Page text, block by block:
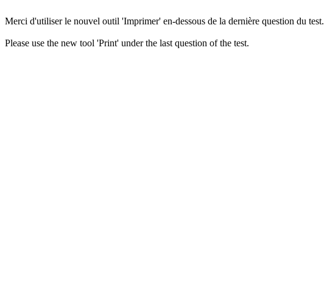
Merci d'utiliser le nouvel outil 'Imprimer' en-dessous de la dernière question du test.
Please use the new tool 'Print' under the last question of the test.